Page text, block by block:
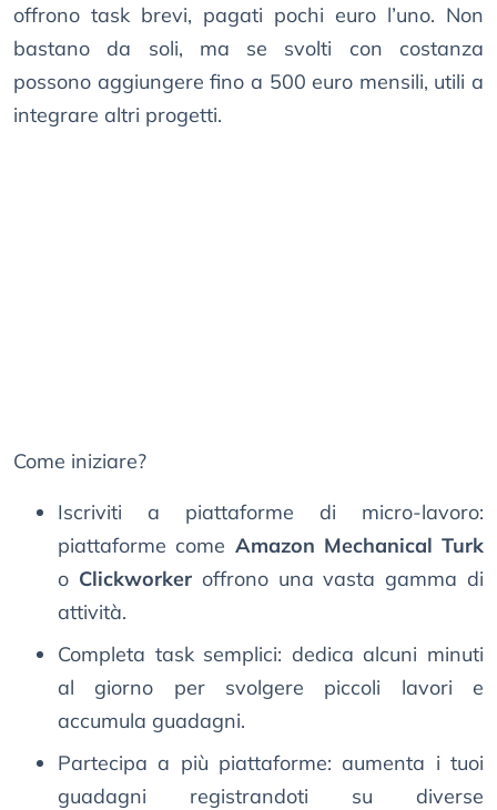
offrono task brevi, pagati pochi euro l’uno. Non
bastano da soli, ma se svolti con costanza
possono aggiungere fino a 500 euro mensili, utili a
integrare altri progetti.
Come iniziare?
Iscriviti a piattaforme di micro-lavoro:
piattaforme come Amazon Mechanical Turk
o Clickworkeroffrono una vasta gamma di
attività.
Completa task semplici: dedica alcuni minuti
al giorno per svolgere piccoli lavori e
accumula guadagni.
Partecipa a più piattaforme: aumenta i tuoi
guadagni registrandoti su diverse